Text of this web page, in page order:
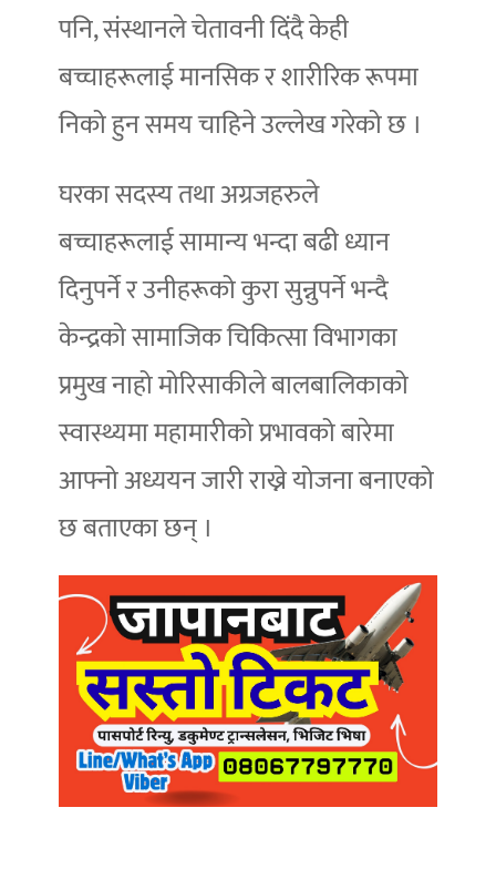
पनि, संस्थानले चेतावनी दिंदै केही
बच्चाहरूलाई मानसिक र शारीरिक रूपमा
निको हुन समय चाहिने उल्लेख गरेको छ ।
घरका सदस्य तथा अग्रजहरुले
बच्चाहरूलाई सामान्य भन्दा बढी ध्यान
दिनुपर्ने र उनीहरूको कुरा सुन्नुपर्ने भन्दै
केन्द्रको सामाजिक चिकित्सा विभागका
प्रमुख नाहो मोरिसाकीले बालबालिकाको
स्वास्थ्यमा महामारीको प्रभावको बारेमा
आफ्नो अध्ययन जारी राख्ने योजना बनाएको
छ बताएका छन् ।